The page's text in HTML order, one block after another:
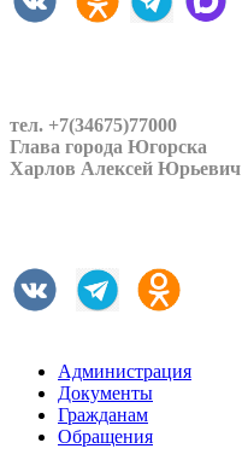
тел. +7(34675)77000
Глава города Югорска
Харлов Алексей Юрьевич
Администрация
Документы
Гражданам
Обращения